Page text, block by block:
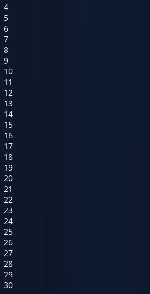
4
5
6
7
8
9
10
11
12
13
14
15
16
17
18
19
20
21
22
23
24
25
26
27
28
29
30